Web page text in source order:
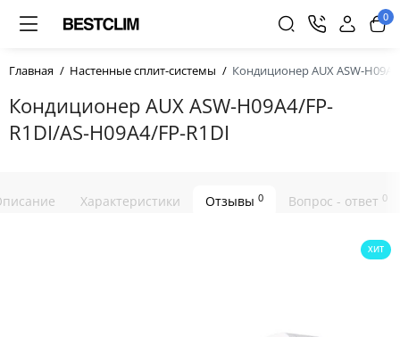
0
Главная Настенные сплит-системы Кондиционер AUX ASW-
Кондиционер AUX ASW-H09A4/FP-
R1DI/AS-H09A4/FP-R1DI
Характеристики Отзывы 0 Вопрос - ответ 0
ХИТ